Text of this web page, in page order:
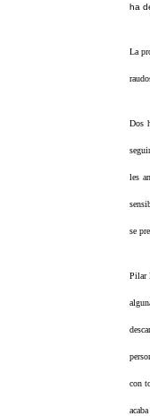
ha
La
Dos
les
se
Pilar
con